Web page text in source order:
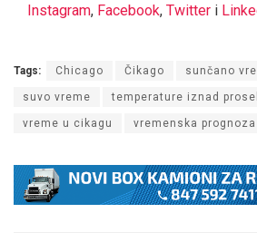
Instagram, Facebook, Twitter i
Tags: Chicago Čikago sunčano
suvo vreme temperature iznad
vreme u cikagu vremenska